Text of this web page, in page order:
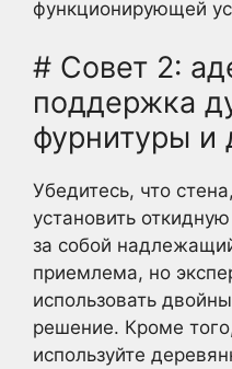
функционирующей
# Совет 2:
поддержка
фурнитуры и
Убедитесь, что
установить
за собой
приемлема, но
использовать
решение. Кроме
используйте